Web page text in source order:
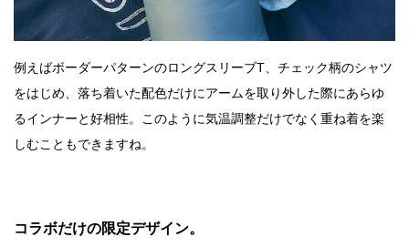
例えばボーダーパターンのロングスリーブT、チェック柄のシャツ
をはじめ、落ち着いた配色だけにアームを取り外した際にあらゆ
るインナーと好相性。このように気温調整だけでなく重ね着を楽
しむこともできますね。
コラボだけの限定デザイン。